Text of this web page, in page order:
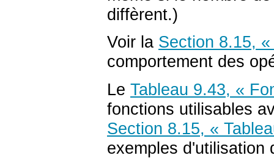
diffèrent.)
Voir la Section 8.15,
comportement des
Le Tableau 9.43, «
fonctions utilisables
Section 8.15, «
exemples d'utilisation